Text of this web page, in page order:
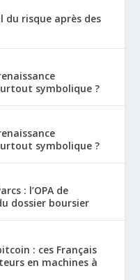
du risque après des
symbolique ?
symbolique ?
: l’OPA de
dossier boursier
: ces Français
en machines à